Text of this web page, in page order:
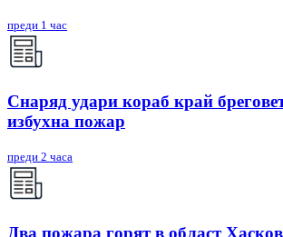
преди 1 час
Снаряд удари кораб край
избухна пожар
преди 2 часа
Два пожара горят в област